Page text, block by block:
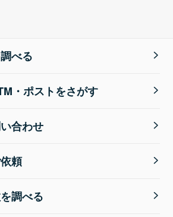
べる
・ポストをさがす
合わせ
頼
調べる